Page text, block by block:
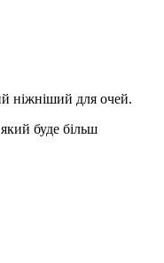
ніжніший для очей.
буде більш